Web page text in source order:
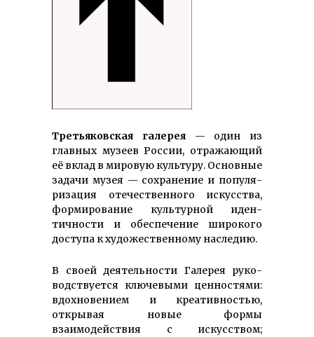
Третья­ков­ская га­­ле­рея— один из
глав­ных музеев Рос­сии, от­ра­­жаю­­щий
её вклад в мировую культуру. Основные
задачи музея — сохранение и попу­ля­
риза­ция оте­че­ствен­ного искусства,
фор­миро­ва­ние куль­тур­ной иден­
тичности и обес­печение широ­кого
доступа к ху­доже­ст­­вен­­ному наследию.
В своей деятельности Га­лерея руко­
вод­­ст­вует­­ся клю­чевыми цен­ностями:
вдох­но­вением и креатив­ностью,
открывая новые формы
взаимодействия с ис­кус­ством;